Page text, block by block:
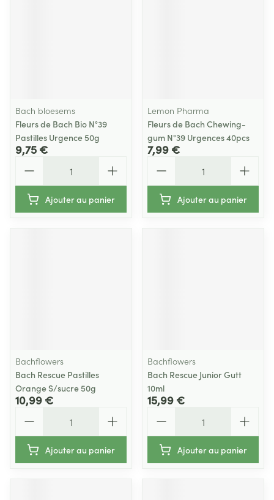
Bach bloesems
Fleurs de Bach Bio N°39
Pastilles Urgence 50g
9,75 €
Ajouter au panier
Lemon Pharma
Fleurs de Bach Chewing-
gum N°39 Urgences 40pcs
7,99 €
Ajouter au panier
Bachflowers
Bach Rescue Pastilles
Orange S/sucre 50g
10,99 €
Ajouter au panier
Bachflowers
Bach Rescue Junior Gutt
10ml
15,99 €
Ajouter au panier